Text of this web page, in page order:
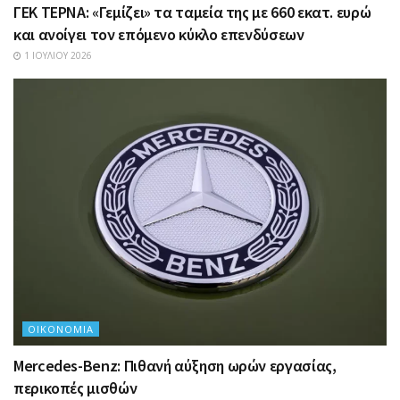
ΓΕΚ ΤΕΡΝΑ: «Γεμίζει» τα ταμεία της με 660 εκατ. ευρώ
και ανοίγει τον επόμενο κύκλο επενδύσεων
1 ΙΟΥΛΊΟΥ 2026
ΟΙΚΟΝΟΜΊΑ
Mercedes-Benz: Πιθανή αύξηση ωρών εργασίας,
περικοπές μισθών